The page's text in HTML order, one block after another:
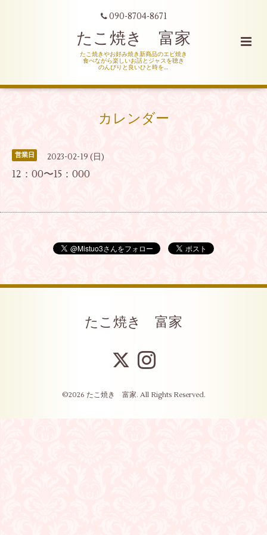
090-8704-8671
たこ焼き 富家
たこ焼きやお好み焼き新商品のエビ焼き
食べながら楽しいお話とジャスを聴き
のんびりと良いひと時を…
カレンダー
営業日 2023-02-19 (日)
12：00〜15：000
たこ焼き 富家
©2026 たこ焼き 富家. All Rights Reserved.